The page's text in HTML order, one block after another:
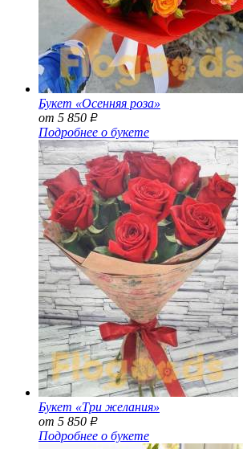
Букет «Осенняя роза»
от 5 850 Р
Подробнее о букете
Букет «Три желания»
от 5 850 Р
Подробнее о букете